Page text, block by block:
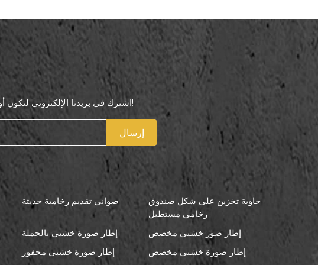
اشترك في بريدنا الإلكتروني لتكون أول من يعرف عروضنا الخاصة!
إرسال
صواني تقديم رخامية حديثة
حاوية تخزين على شكل صندوق
رخامي مستطيل
إطار صورة خشبي بالجملة
إطار صور خشبي مخصص
إطار صورة خشبي محفور إطار صورة خشبي مخصص